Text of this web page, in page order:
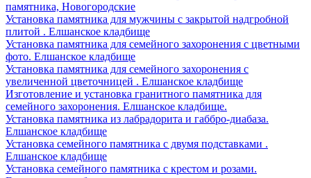
памятника, Новогородские
Установка памятника для мужчины с закрытой надгробной
плитой . Елшанское кладбище
Установка памятника для семейного захоронения с цветными
фото. Елшанское кладбище
Установка памятника для семейного захоронения с
увеличенной цветочницей . Елшанское кладбище
Изготовление и установка гранитного памятника для
семейного захоронения. Елшанское кладбище.
Установка памятника из лабрадорита и габбро-диабаза.
Елшанское кладбище
Установка семейного памятника с двумя подставками .
Елшанское кладбище
Установка семейного памятника с крестом и розами.